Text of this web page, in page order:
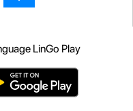
LinGo Play